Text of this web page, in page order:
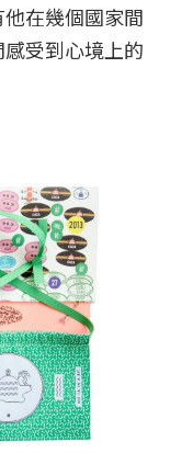
在幾個國家間
受到心境上的